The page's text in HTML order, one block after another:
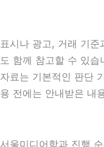
표시나 광고, 거래 기준
도 함께 참고할 수 있
자료는 기본적인 판단
용 전에는 안내받은 내
서울미디어학과 진행